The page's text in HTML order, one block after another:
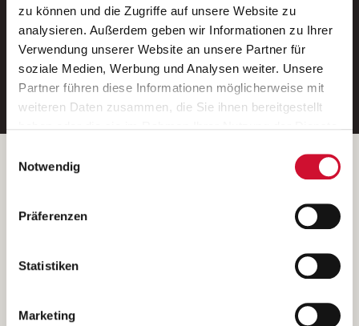
zu können und die Zugriffe auf unsere Website zu
analysieren. Außerdem geben wir Informationen zu Ihrer
Verwendung unserer Website an unsere Partner für
soziale Medien, Werbung und Analysen weiter. Unsere
Partner führen diese Informationen möglicherweise mit
weiteren Daten zusammen, die Sie ihnen bereitgestellt
Wenn Sie auf „Cookies zulassen“ klicken, so stimmen
Sie der Speicherung sämtlicher Cookies zu. Sie können
Ihre Einwilligung selbstverständlich jederzeit widerrufen,
indem Sie die Cookie-Einstellungen aufrufen und diese
unsererDatenschutzerklärung
Notwendig
Präferenzen
Statistiken
Marketing
Ein kostenloser Service von AWO
Jobs.
E-Mail-Adresse eintragen
Betreiber der Webseite
Kantstraße 45a
(Ein Tochterunternehmen des AWO Bezirksverbandes Unterfranken
e.V.)